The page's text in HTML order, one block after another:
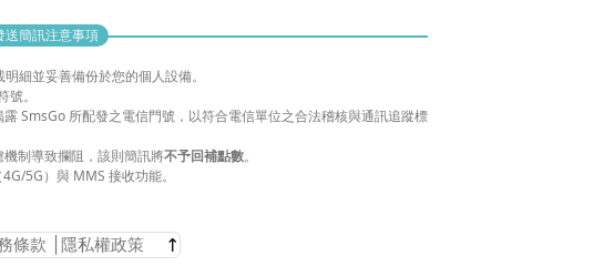
送簡訊注意事項
細並妥善備份於您的個人設備。
。
SmsGo 所配發之電信門號，以符合電信單位之合法稽核與通訊追蹤標
制導致攔阻，該則簡訊將不予回補點數。
5G）與 MMS 接收功能。
條款 隱私權政策 ↑